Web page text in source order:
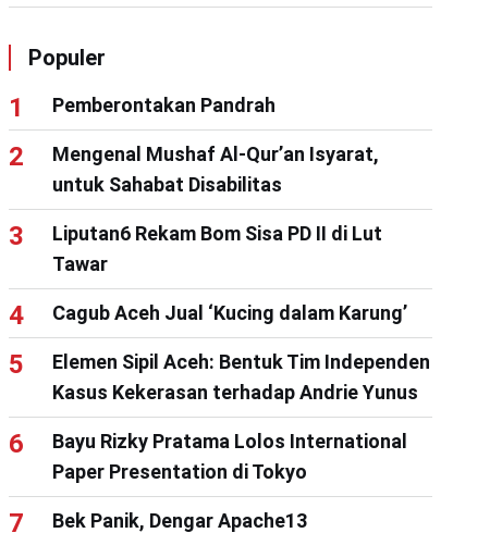
Populer
Pemberontakan Pandrah
Mengenal Mushaf Al-Qur’an Isyarat,
untuk Sahabat Disabilitas
Liputan6 Rekam Bom Sisa PD II di Lut
Tawar
Cagub Aceh Jual ‘Kucing dalam Karung’
Elemen Sipil Aceh: Bentuk Tim Independen
Kasus Kekerasan terhadap Andrie Yunus
Bayu Rizky Pratama Lolos International
Paper Presentation di Tokyo
Bek Panik, Dengar Apache13